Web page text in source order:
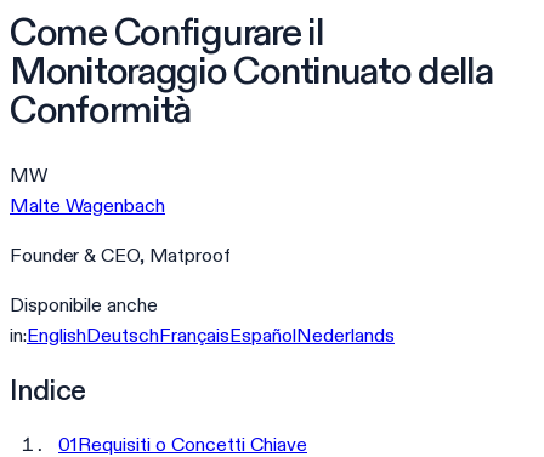
Come Configurare il
Monitoraggio Continuato della
Conformità
MW
Malte Wagenbach
Founder & CEO, Matproof
Disponibile anche
in:EnglishDeutschFrançaisEspañolNederlands
Indice
01Requisiti o Concetti Chiave